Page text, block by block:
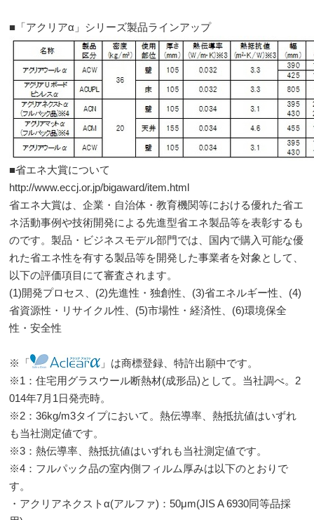
■「アクリアα」シリーズ製品ラインアップ
■省エネ大賞について
http://www.eccj.or.jp/bigaward/item.html
省エネ大賞は、企業・自治体・教育機関等における優れた省エ
ネ活動事例や技術開発による先進型省エネ製品等を表彰するも
のです。製品・ビジネスモデル部門では、国内で購入可能な優
れた省エネ性を有する製品等を開発した事業者を対象として、
以下の評価項目にて審査されます。
(1)開発プロセス、(2)先進性・独創性、(3)省エネルギー性、(4)
省資源性・リサイクル性、(5)市場性・経済性、(6)環境保全
性・安全性
※「
」は商標登録、特許出願中です。
※1：住宅用グラスウール断熱材(成形品)として。当社調べ。2
014年7月1日発売時。
※2：36kg/m3タイプにおいて。熱伝導率、熱抵抗値はいずれ
も当社測定値です。
※3：熱伝導率、熱抵抗値はいずれも当社測定値です。
※4：フルパック品の室内側フィルム厚みは以下のとおりで
す。
・アクリアネクストα(アルファ)：50μm(JIS A 6930同等品採